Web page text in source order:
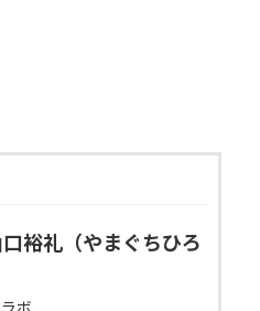
裕礼（やまぐちひろ